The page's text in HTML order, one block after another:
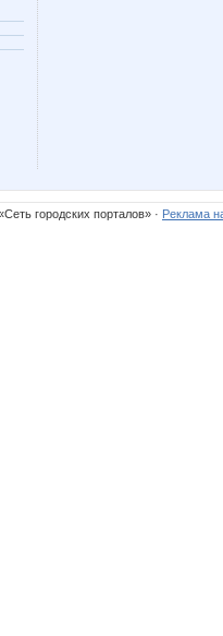
городских порталов» · Реклама